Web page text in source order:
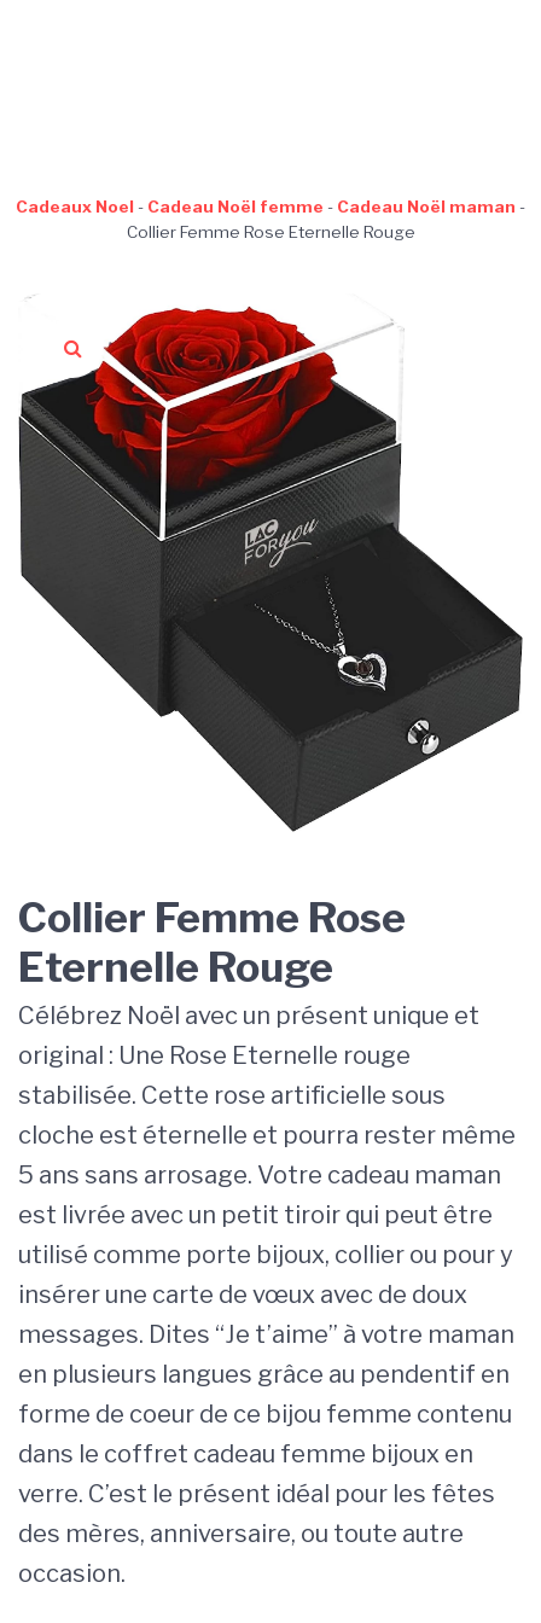
Cadeaux Noel - Cadeau Noël femme - Cadeau Noël maman -
Collier Femme Rose Eternelle Rouge
Collier Femme Rose
Eternelle Rouge
Célébrez Noël avec un présent unique et
original : Une Rose Eternelle rouge
stabilisée. Cette rose artificielle sous
cloche est éternelle et pourra rester même
5 ans sans arrosage. Votre cadeau maman
est livrée avec un petit tiroir qui peut être
utilisé comme porte bijoux, collier ou pour y
insérer une carte de vœux avec de doux
messages. Dites “Je t’aime” à votre maman
en plusieurs langues grâce au pendentif en
forme de coeur de ce bijou femme contenu
dans le coffret cadeau femme bijoux en
verre. C’est le présent idéal pour les fêtes
des mères, anniversaire, ou toute autre
occasion.